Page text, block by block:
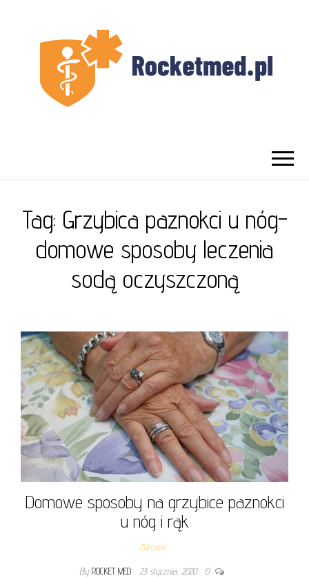
WARSZAWA
Tag: Grzybica paznokci u nóg-
domowe sposoby leczenia
sodą oczyszczoną
Domowe sposoby na grzybice paznokci
u nóg i rąk
Zdrowie
By ROCKET MED 23 stycznia, 2020 0